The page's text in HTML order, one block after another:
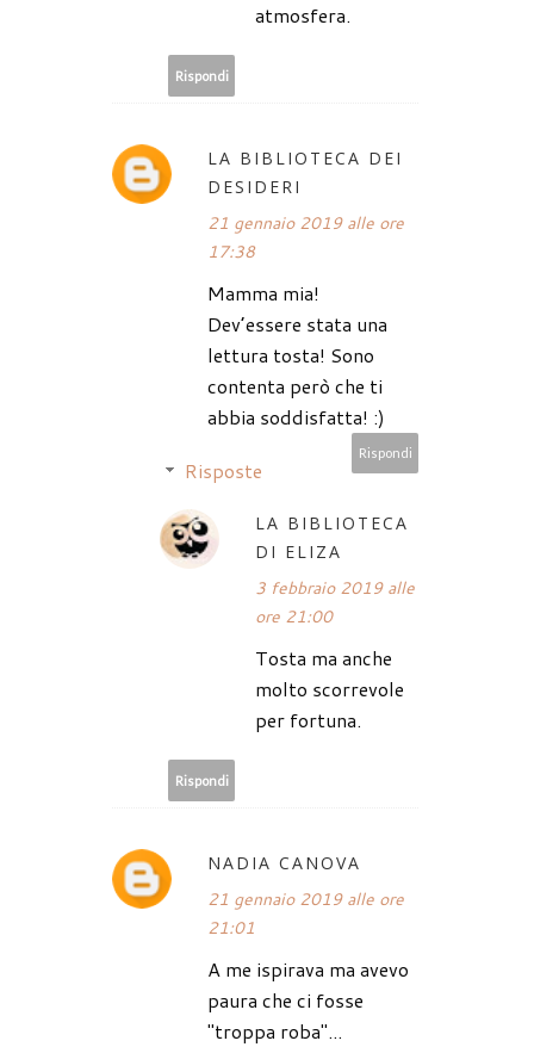
atmosfera.
Rispondi
LA BIBLIOTECA DEI
DESIDERI
21 gennaio 2019 alle ore
17:38
Mamma mia!
Dev’essere stata una
lettura tosta! Sono
contenta però che ti
abbia soddisfatta! :)
Rispondi
Risposte
LA BIBLIOTECA
DI ELIZA
3 febbraio 2019 alle
ore 21:00
Tosta ma anche
molto scorrevole
per fortuna.
Rispondi
NADIA CANOVA
21 gennaio 2019 alle ore
21:01
A me ispirava ma avevo
paura che ci fosse
"troppa roba"...